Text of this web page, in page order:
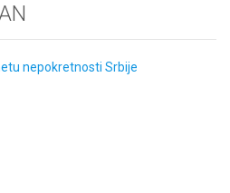
nepokretnosti Srbije